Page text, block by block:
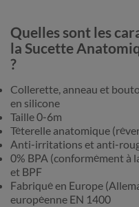
Quelles sont les
la Sucette
?
Collerette, anneau et
en silicone
Taille 0-6m
Téterelle anatomique
Anti-irritations et anti-
0% BPA (conformément à
et BPF
Fabriqué en Europe
européenne EN 1400